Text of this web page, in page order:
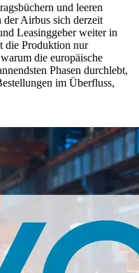
und leeren
der Airbus sich derzeit
Leasinggeber weiter in
die Produktion nur
die europäische
Phasen durchlebt,
im Überfluss,